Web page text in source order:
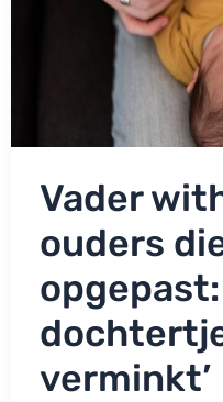
Vader
ouders
opgepast:
verminkt’